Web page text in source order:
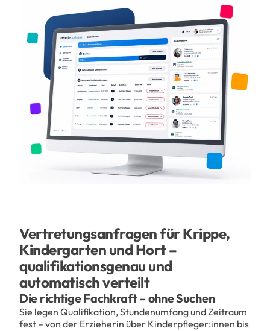
Vertretungsanfragen für Krippe,
Kindergarten und Hort –
qualifikationsgenau und
automatisch verteilt
Die richtige Fachkraft – ohne Suchen
Sie legen Qualifikation, Stundenumfang und Zeitraum
fest – von der Erzieherin über Kinderpfleger:innen bis